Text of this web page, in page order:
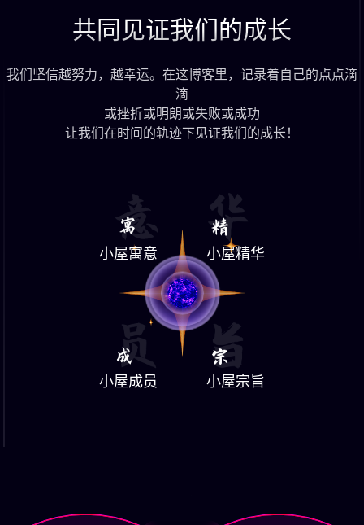
共同见证我们的成长
我们坚信越努力，越幸运。在这博客里，记录着自己的点点滴
滴
或挫折或明朗或失败或成功
让我们在时间的轨迹下见证我们的成长！
小屋寓意 小屋精华
小屋成员 小屋宗旨